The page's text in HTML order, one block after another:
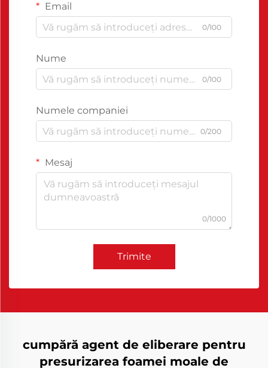
Email
0/100
Nume
0/100
Numele companiei
0/200
Mesaj
0/1000
Trimite
cumpără agent de eliberare pentru
presurizarea foamei moale de